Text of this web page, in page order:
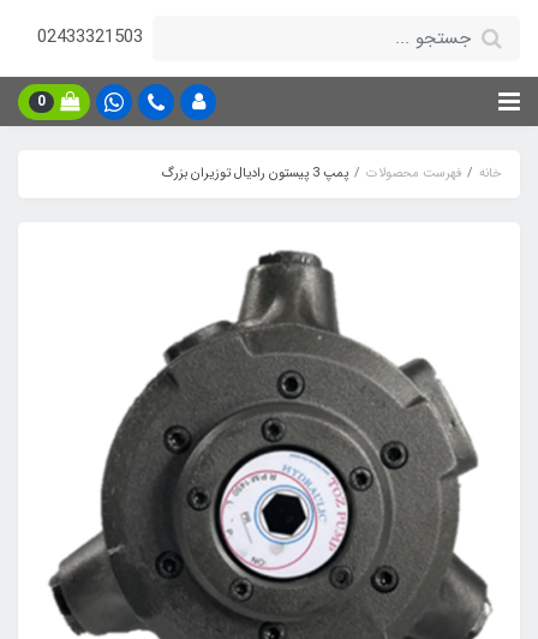
02433321503
0
خانه فهرست محصولات پمپ 3 پیستون رادیال توزیران بزرگ